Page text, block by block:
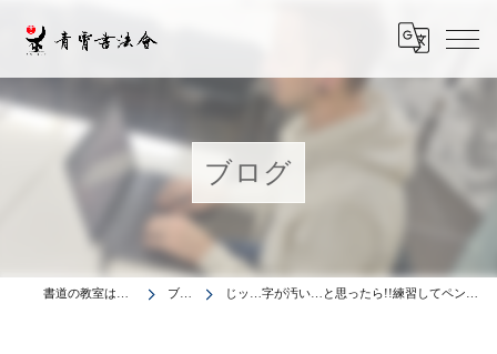
ブログ
ブログ じッ…字が汚い…と思ったら!!練習してペン字をきれいにしませんか？